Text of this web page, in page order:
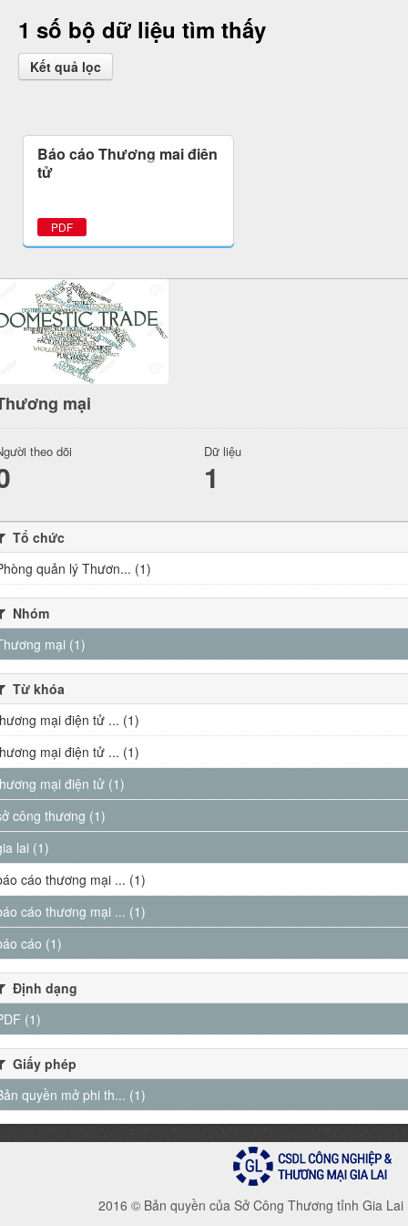
1 số bộ dữ liệu tìm thấy
Kết quả lọc
Báo cáo Thương mại điện
tử
PDF
mại
theo dõi Dữ liệu
1
Tổ chức
quản lý Thươn... (1)
Nhóm
mại (1)
Từ khóa
mại điện tử ... (1)
mại điện tử ... (1)
mại điện tử (1)
công thương (1)
lai (1)
cáo thương mại ... (1)
cáo thương mại ... (1)
cáo (1)
Định dạng
(1)
Giấy phép
quyền mở phi th... (1)
2016 © Bản quyền của Sở Công Thương tỉnh Gia Lai